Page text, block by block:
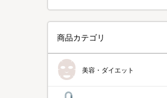
商品カテゴリ
美容・ダイエット